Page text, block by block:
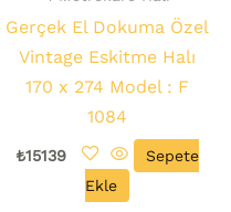
Gerçek El Dokuma Özel
Vintage Eskitme Halı
170 x 274 Model : F
1084
₺15139
Sepete
Ekle